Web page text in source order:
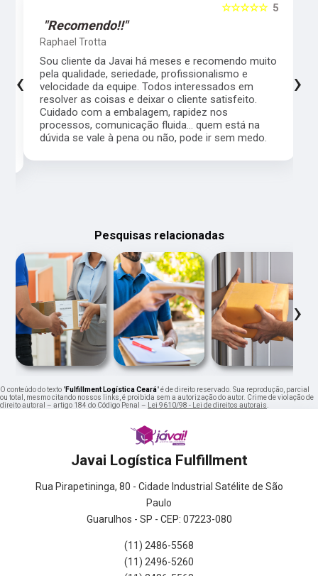
5
☆☆☆☆☆
"Recomendo!!"
Raphael Trotta
Sou cliente da Javai há meses e recomendo muito
pela qualidade, seriedade, profissionalismo e
velocidade da equipe. Todos interessados em
resolver as coisas e deixar o cliente satisfeito.
Cuidado com a embalagem, rapidez nos
processos, comunicação fluida... quem está na
dúvida se vale à pena ou não, pode ir sem medo.
‹ ›
Pesquisas relacionadas
‹ ›
O conteúdo do texto "Fulfillment Logística Ceará" é de direito reservado. Sua reprodução, parcial
ou total, mesmo citando nossos links, é proibida sem a autorização do autor. Crime de violação de
direito autoral – artigo 184 do Código Penal –
Lei 9610/98 - Lei de direitos autorais
Javai Logística Fulfillment
Rua Pirapetininga, 80 - Cidade Industrial Satélite de São
Paulo
Guarulhos - SP - CEP: 07223-080
(11) 2486-5568
(11) 2496-5260